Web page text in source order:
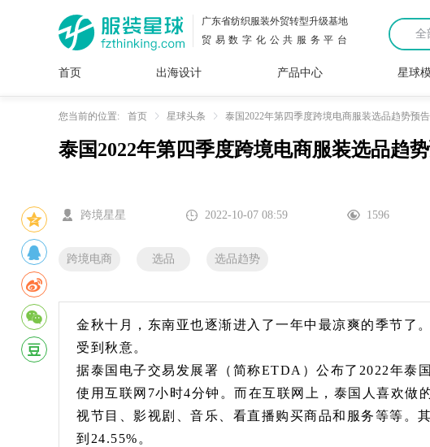
广东省纺织服装外贸转型升级基地
贸易数字化公共服务平台
首页 出海设计
面料
花型
插画
图案
服装
设计
产品中心
女装
内衣
男装
运动
服
童装
牛仔
服装
星球
您当前的位置: 首页 星球头条 泰国2022年第四季度跨境电商服装选品趋势预告
泰国2022年第四季度跨境电商服装选品趋
跨境星星 2022-10-07 08:59 1596
跨境电商 选品 选品趋势
金秋十月，东南亚也逐渐进入了一年中最凉爽的季节了
受到秋意。
据泰国电子交易发展署（简称ETDA）公布了2022年泰
使用互联网7小时4分钟。而在互联网上，泰国人喜欢做
视节目、影视剧、音乐、看直播购买商品和服务等等。
到24.55%。